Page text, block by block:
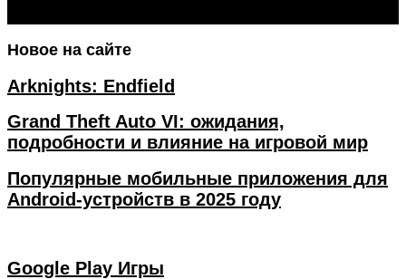
Новое на сайте
Arknights: Endfield
Grand Theft Auto VI: ожидания,
подробности и влияние на игровой мир
Популярные мобильные приложения для
Android-устройств в 2025 году
Google Play Игры